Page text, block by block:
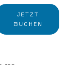
JETZT
BUCHEN